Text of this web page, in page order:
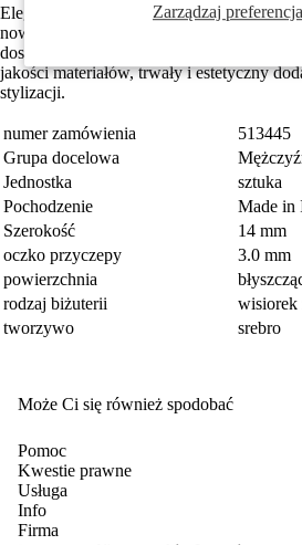
Zarządzaj
Elegancki męski zawieszkę ze srebra,
nowoczesny design podkreśli
doskonałym prezentem dla bliskiej osoby.
jakości materiałów, trwały i estetyczny
stylizacji.
numer zamówienia
513445
Grupa docelowa
Jednostka
sztuka
Pochodzenie
Made in
Szerokość
14 mm
oczko przyczepy
3.0 mm
powierzchnia
rodzaj biżuterii
wisiorek
tworzywo
srebro
Może Ci się również spodobać
Pomoc
Kwestie prawne
Usługa
Info
Firma